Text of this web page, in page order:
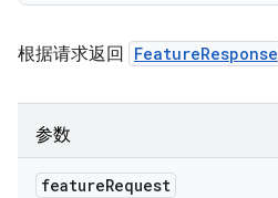
根据请求返回 FeatureResponse
参数
featureRequest